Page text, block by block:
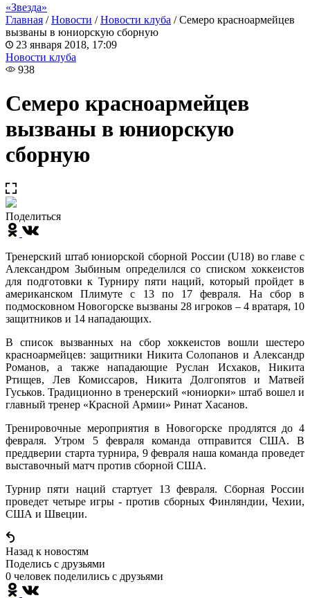
«Звезда»
Главная /Новости /Новости клуба /Семеро красноармейцев
вызваны в юниорскую сборную
23 января 2018, 17:09
Новости клуба
938
Семеро красноармейцев
вызваны в юниорскую
сборную
Поделиться
Тренерский штаб юниорской сборной России (U18) во главе с
Александром Зыбиным определился со списком хоккеистов
для подготовки к Турниру пяти наций, который пройдет в
американском Плимуте с 13 по 17 февраля. На сбор в
подмосковном Новогорске вызваны 28 игроков – 4 вратаря, 10
защитников и 14 нападающих.
В список вызванных на сбор хоккеистов вошли шестеро
красноармейцев: защитники Никита Солопанов и Александр
Романов, а также нападающие Руслан Исхаков, Никита
Ртищев, Лев Комиссаров, Никита Долгопятов и Матвей
Гуськов. Традиционно в тренерский «юниорки» штаб вошел и
главный тренер «Красной Армии» Ринат Хасанов.
Тренировочные мероприятия в Новогорске продлятся до 4
февраля. Утром 5 февраля команда отправится США. В
преддверии старта турнира, 9 февраля наша команда проведет
выставочный матч против сборной США.
Турнир пяти наций стартует 13 февраля. Сборная России
проведет четыре игры - против сборных Финляндии, Чехии,
США и Швеции.
Назад к новостям
Поделись c друзьями
0 человек поделились c друзьями